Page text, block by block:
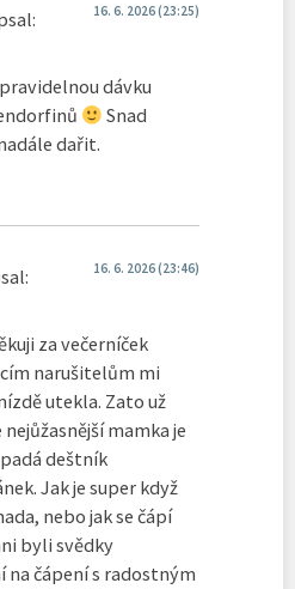
16. 6. 2026 (23:25)
dávku
Snad
dařit.
16. 6. 2026 (23:46)
za večerníček
narušitelům mi
utekla. Zato už
nejůžasnější mamka je
deštník
Jak je super když
nebo jak se čápí
byli svědky
na čápení s radostným